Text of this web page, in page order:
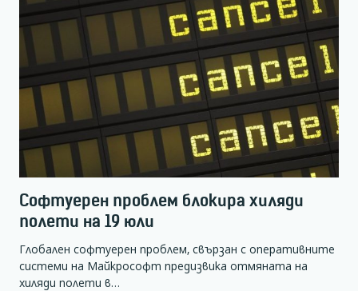
Софтуерен проблем блокира хиляди
полети на 19 юли
Глобален софтуерен проблем, свързан с оперативните
системи на Майкрософт предизвика отмяната на
хиляди полети в…